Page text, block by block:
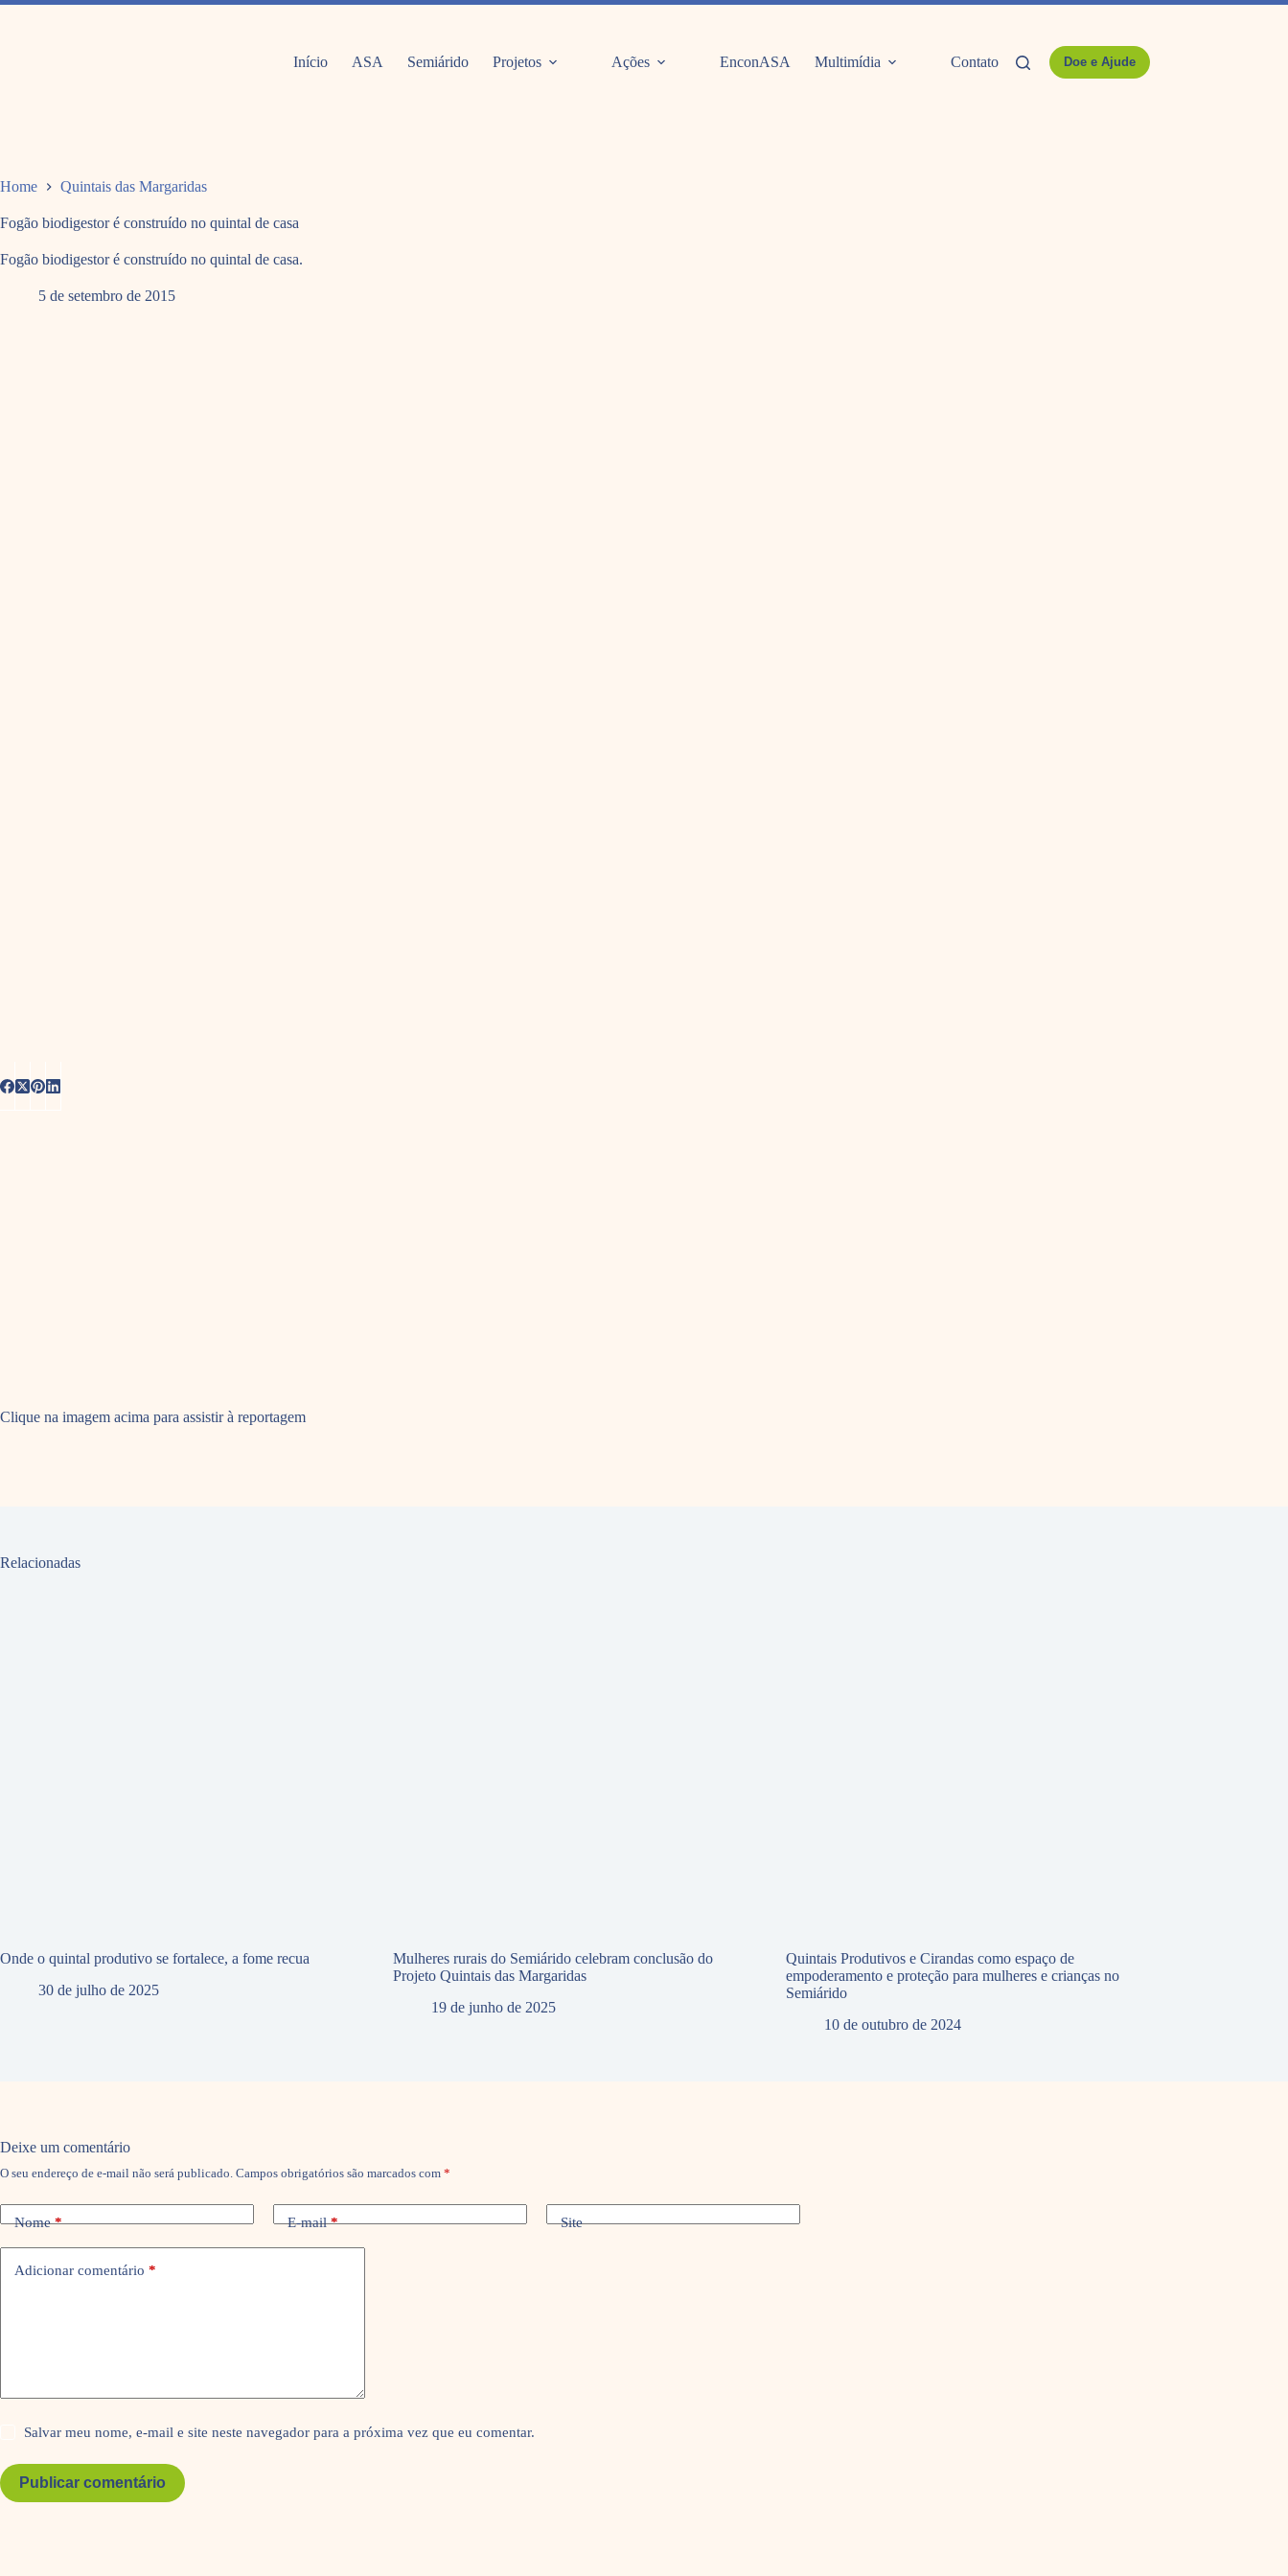
Pular
Início ASA Semiárido Projetos Ações EnconASA Multimídia Contato Doe e Ajude
Home Quintais das Margaridas
Fogão biodigestor é construído no quintal de casa
Fogão biodigestor é construído no quintal de casa.
5 de setembro de 2015
Clique na imagem acima para assistir à reportagem
Relacionadas
Onde o quintal produtivo se fortalece, a fome recua
30 de julho de 2025
Mulheres rurais do Semiárido celebram conclusão do
Projeto Quintais das Margaridas
19 de junho de 2025
Quintais Produtivos e Cirandas como espaço de
empoderamento e proteção para mulheres e crianças no
Semiárido
10 de outubro de 2024
Deixe um comentário
O seu endereço de e-mail não será publicado. Campos obrigatórios são marcados com *
Nome* E-mail* Site
Adicionar comentário *
Salvar meu nome, e-mail e site neste navegador para a próxima vez que eu comentar.
Publicar comentário